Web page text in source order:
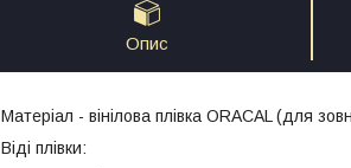
Опис
Матеріал - вінілова плівка ORACAL (для
Віді плівки: